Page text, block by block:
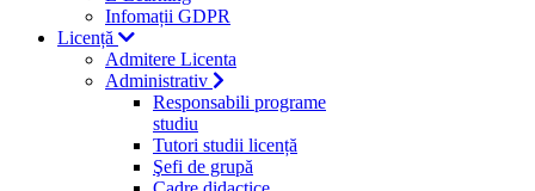
Infomații GDPR
Licență
Admitere Licenta
Administrativ
Responsabili programe
studiu
Tutori studii licență
Şefi de grupă